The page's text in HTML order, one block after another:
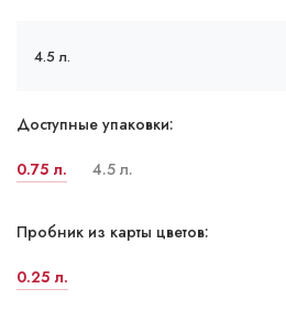
4.5 л.
Доступные упаковки:
0.75 л. 4.5 л.
Пробник из карты цветов:
0.25 л.